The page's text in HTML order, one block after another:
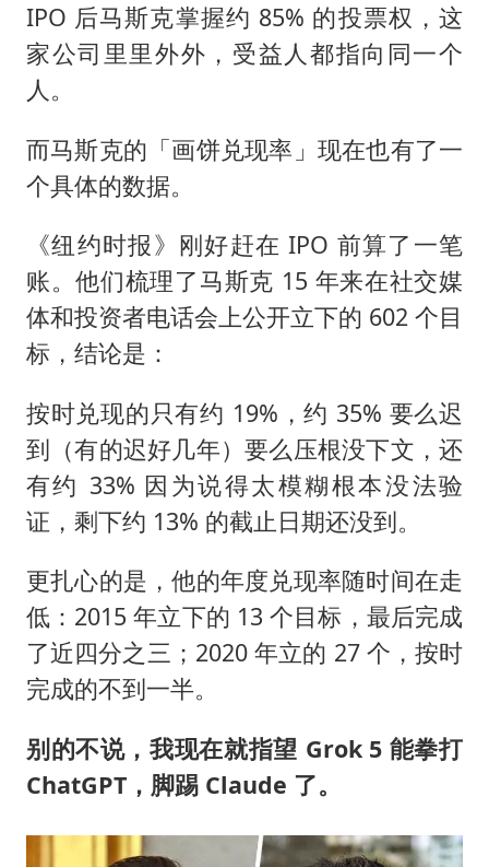
IPO 后马斯克掌握约 85% 的投票权，这
家公司里里外外，受益人都指向同一个
人。
而马斯克的「画饼兑现率」现在也有了一
个具体的数据。
《纽约时报》刚好赶在 IPO 前算了一笔
账。他们梳理了马斯克 15 年来在社交媒
体和投资者电话会上公开立下的 602 个目
标，结论是：
按时兑现的只有约 19%，约 35% 要么迟
到（有的迟好几年）要么压根没下文，还
有约 33% 因为说得太模糊根本没法验
证，剩下约 13% 的截止日期还没到。
更扎心的是，他的年度兑现率随时间在走
低：2015 年立下的 13 个目标，最后完成
了近四分之三；2020 年立的 27 个，按时
完成的不到一半。
别的不说，我现在就指望 Grok 5 能拳打
ChatGPT，脚踢 Claude 了。